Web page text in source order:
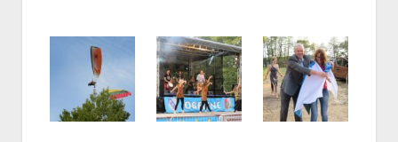
Sporto klubas
Obelių biblioteka
Paremkite Obelius